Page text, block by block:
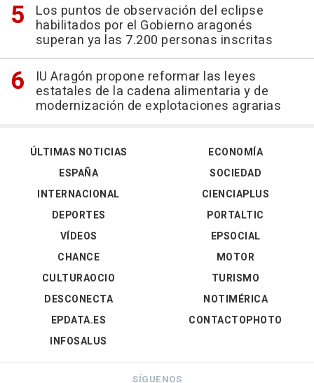
Los puntos de observación del eclipse
habilitados por el Gobierno aragonés
superan ya las 7.200 personas inscritas
IU Aragón propone reformar las leyes
estatales de la cadena alimentaria y de
modernización de explotaciones agrarias
ÚLTIMAS NOTICIAS
ESPAÑA
INTERNACIONAL
DEPORTES
VÍDEOS
ECONOMÍA
SOCIEDAD
CIENCIAPLUS
PORTALTIC
EPSOCIAL
CHANCE
CULTURAOCIO
DESCONECTA
EPDATA.ES
INFOSALUS
MOTOR
TURISMO
NOTIMÉRICA
CONTACTOPHOTO
SÍGUENOS